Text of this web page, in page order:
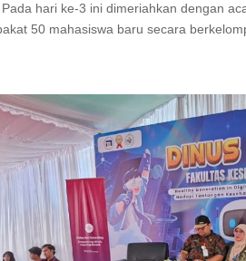
hari ke-3 ini dimeriahkan dengan
50 mahasiswa baru secara